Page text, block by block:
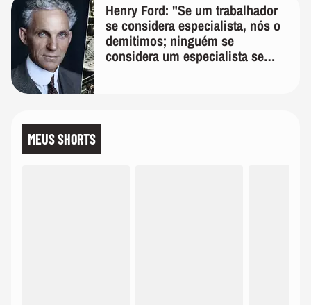
Henry Ford: "Se um trabalhador
se considera especialista, nós o
demitimos; ninguém se
considera um especialista se
MEUS SHORTS